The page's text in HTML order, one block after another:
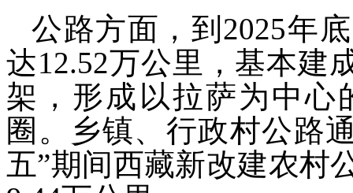
公路方面，到2025年
达12.52万公里，基本建
架，形成以拉萨为中心
圈。乡镇、行政村公路
五”期间西藏新改建农村